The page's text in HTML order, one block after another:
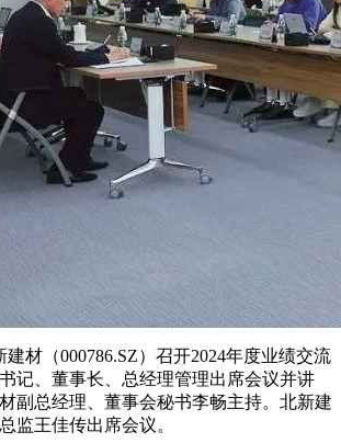
（000786.SZ）召开2024年度业绩交流
记、董事长、总经理管理出席会议并讲
副总经理、董事会秘书李畅主持。北新建
监王佳传出席会议。